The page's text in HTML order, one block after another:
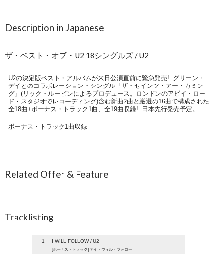
Description in Japanese
ザ・ベスト・オブ・U2 18シングルズ / U2
U2の決定版ベスト・アルバムが来日公演直前に緊急発売!! グリーン・
デイとのコラボレーション・シングル「ザ・セインツ・アー・カミン
グ」(リック・ルービンによるプロデュース。ロンドンのアビイ・ロー
ド・スタジオでレコーディング)含む新曲2曲と厳選の16曲で構成された
全18曲+ボーナス・トラック1曲、全19曲収録!! 日本先行発売予定。
ボーナス・トラック1曲収録
Related Offer & Feature
Tracklisting
1 I WILL FOLLOW / U2
[ボーナス・トラック] アイ・ウィル・フォロー